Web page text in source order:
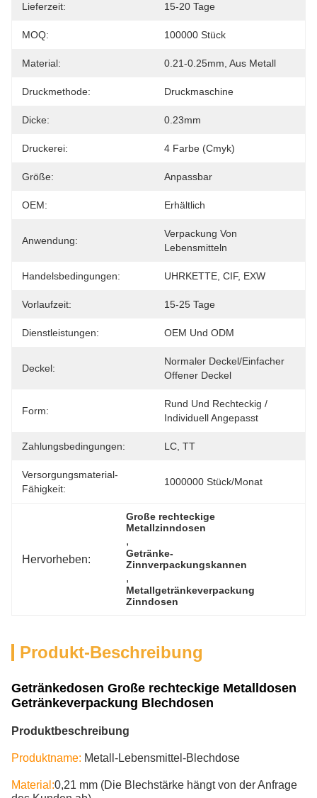
Lieferzeit: 15-20 Tage
MOQ: 100000 Stück
Material: 0.21-0.25mm, Aus Metall
Druckmethode: Druckmaschine
Dicke: 0.23mm
Druckerei: 4 Farbe (Cmyk)
Größe: Anpassbar
OEM: Erhältlich
Anwendung:
Verpackung Von
Lebensmitteln
Handelsbedingungen: UHRKETTE, CIF, EXW
Vorlaufzeit: 15-25 Tage
Dienstleistungen: OEM Und ODM
Deckel:
Normaler Deckel/einfacher
Offener Deckel
Form:
Rund Und Rechteckig /
Individuell Angepasst
Zahlungsbedingungen: LC, TT
Versorgungsmaterial-
Fähigkeit:
1000000 Stück/Monat
Hervorheben:
Große rechteckige
Metallzinndosen
,
Getränke-
Zinnverpackungskannen
,
Metallgetränkeverpackung
Zinndosen
Produkt-Beschreibung
Getränkedosen Große rechteckige Metalldosen
Getränkeverpackung Blechdosen
Produktbeschreibung
Produktname: Metall-Lebensmittel-Blechdose
Material:0,21 mm (Die Blechstärke hängt von der Anfrage